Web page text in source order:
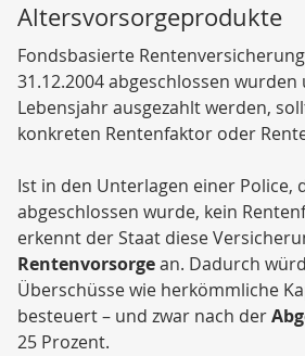
Altersvorsorgeprodukte
Fondsbasierte
31.12.2004 abgeschlossen
Lebensjahr ausgezahlt werden,
konkreten Rentenfaktor oder
Ist in den Unterlagen einer Police,
abgeschlossen wurde, kein
erkennt der Staat diese
Rentenvorsorgean. Dadurch
Überschüsse wie herkömmliche
besteuert – und zwar nach der
25 Prozent.